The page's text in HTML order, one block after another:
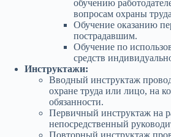
обучению
вопросам охраны
Обучение оказанию
пострадавшим.
Обучение по
средств
Инструктажи:
Вводный инструктаж
охране труда или лицо, на
обязанности.
Первичный инструктаж на
непосредственный